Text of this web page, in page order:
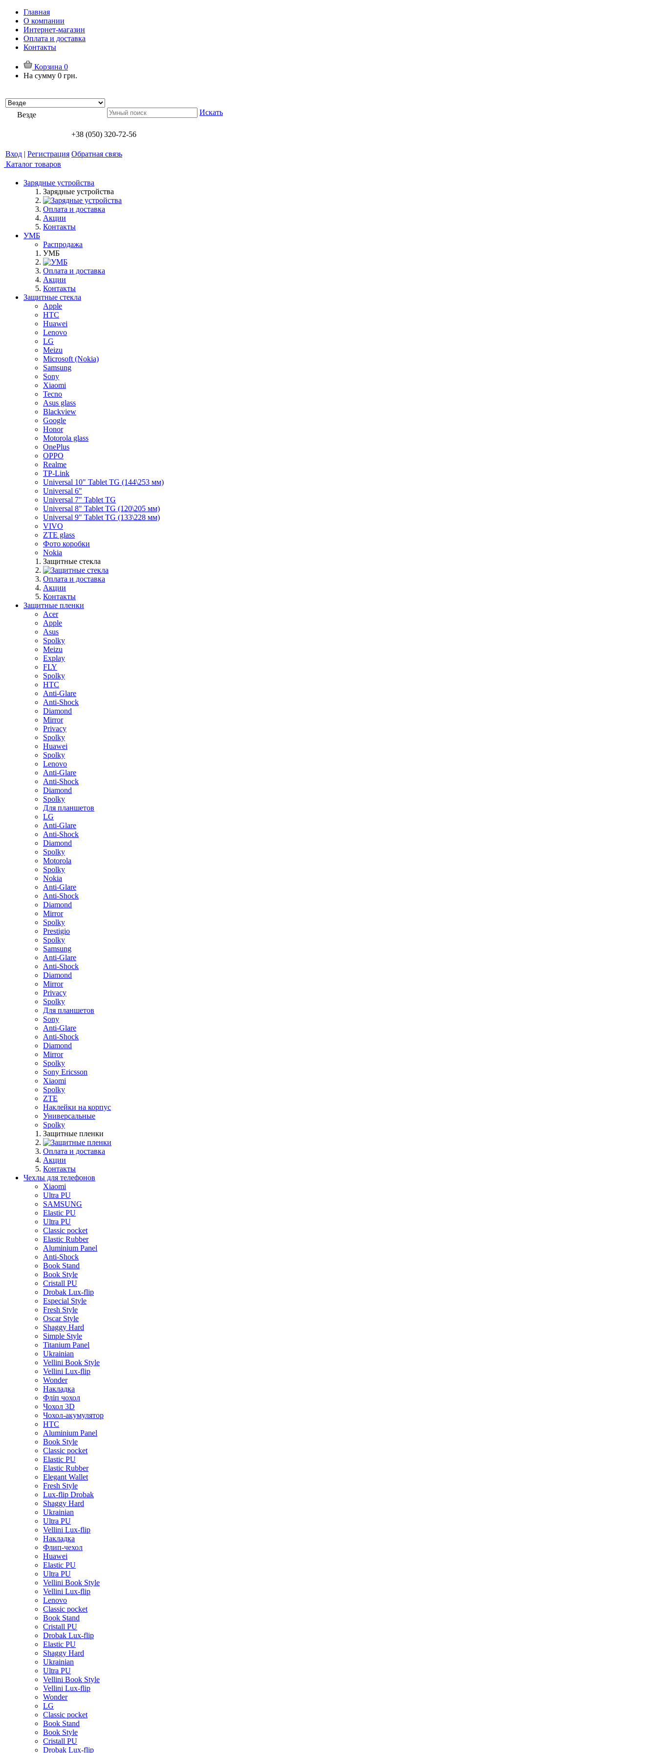
Главная
О компании
Интернет-магазин
Оплата и доставка
Контакты
Корзина 0
На сумму 0 грн.
Везде Искать
+38 (050) 320-72-56
Вход | Регистрация Обратная связь
Каталог товаров
Зарядные устройства
Зарядные устройства
Оплата и доставка
Акции
Контакты
УМБ
Распродажа
УМБ
Оплата и доставка
Акции
Контакты
Защитные стекла
Apple
HTC
Huawei
Lenovo
LG
Meizu
Microsoft (Nokia)
Samsung
Sony
Xiaomi
Tecno
Asus glass
Blackview
Google
Honor
Motorola glass
OnePlus
OPPO
Realme
TP-Link
Universal 10" Tablet TG (144\253 мм)
Universal 6"
Universal 7" Tablet TG
Universal 8" Tablet TG (120\205 мм)
Universal 9" Tablet TG (133\228 мм)
VIVO
ZTE glass
Фото коробки
Nokia
Защитные стекла
Оплата и доставка
Акции
Контакты
Защитные пленки
Acer
Apple
Asus
Spolky
Meizu
Explay
FLY
Spolky
HTC
Anti-Glare
Anti-Shock
Diamond
Mirror
Privacy
Spolky
Huawei
Spolky
Lenovo
Anti-Glare
Anti-Shock
Diamond
Spolky
Для планшетов
LG
Anti-Glare
Anti-Shock
Diamond
Spolky
Motorola
Spolky
Nokia
Anti-Glare
Anti-Shock
Diamond
Mirror
Spolky
Prestigio
Spolky
Samsung
Anti-Glare
Anti-Shock
Diamond
Mirror
Privacy
Spolky
Для планшетов
Sony
Anti-Glare
Anti-Shock
Diamond
Mirror
Spolky
Sony Ericsson
Xiaomi
Spolky
ZTE
Наклейки на корпус
Универсальные
Spolky
Защитные пленки
Оплата и доставка
Акции
Контакты
Чехлы для телефонов
Xiaomi
Ultra PU
SAMSUNG
Elastic PU
Ultra PU
Classic pocket
Elastic Rubber
Aluminium Panel
Anti-Shock
Book Stand
Book Style
Cristall PU
Drobak Lux-flip
Especial Style
Fresh Style
Oscar Style
Shaggy Hard
Simple Style
Titanium Panel
Ukrainian
Vellini Book Style
Vellini Lux-flip
Wonder
Накладка
Фліп чохол
Чохол 3D
Чохол-акумулятор
HTC
Aluminium Panel
Book Style
Classic pocket
Elastic PU
Elastic Rubber
Elegant Wallet
Fresh Style
Lux-flip Drobak
Shaggy Hard
Ukrainian
Ultra PU
Vellini Lux-flip
Накладка
Флип-чехол
Huawei
Elastic PU
Ultra PU
Vellini Book Style
Vellini Lux-flip
Lenovo
Classic pocket
Book Stand
Cristall PU
Drobak Lux-flip
Elastic PU
Shaggy Hard
Ukrainian
Ultra PU
Vellini Book Style
Vellini Lux-flip
Wonder
LG
Classic pocket
Book Stand
Book Style
Cristall PU
Drobak Lux-flip